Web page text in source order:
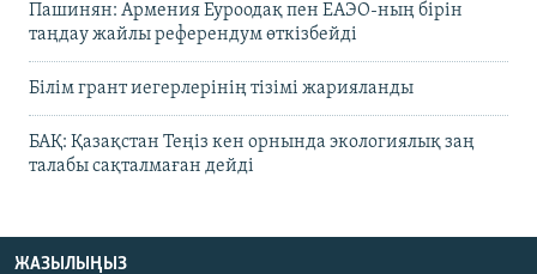
Пашинян: Армения Еуроодақ пен ЕАЭО-ның бірін
таңдау жайлы референдум өткізбейді
Білім грант иегерлерінің тізімі жарияланды
БАҚ: Қазақстан Теңіз кен орнында экологиялық заң
талабы сақталмаған дейді
ЖАЗЫЛЫҢЫЗ